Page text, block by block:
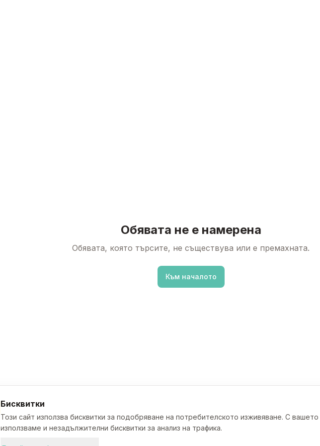
Обявата не е намерена
Обявата, която търсите, не съществува или е премахната.
Към началото
Бисквитки
Този сайт използва бисквитки за подобряване на потребителското изживяване. С
използваме и незадължителни бисквитки за анализ на трафика.